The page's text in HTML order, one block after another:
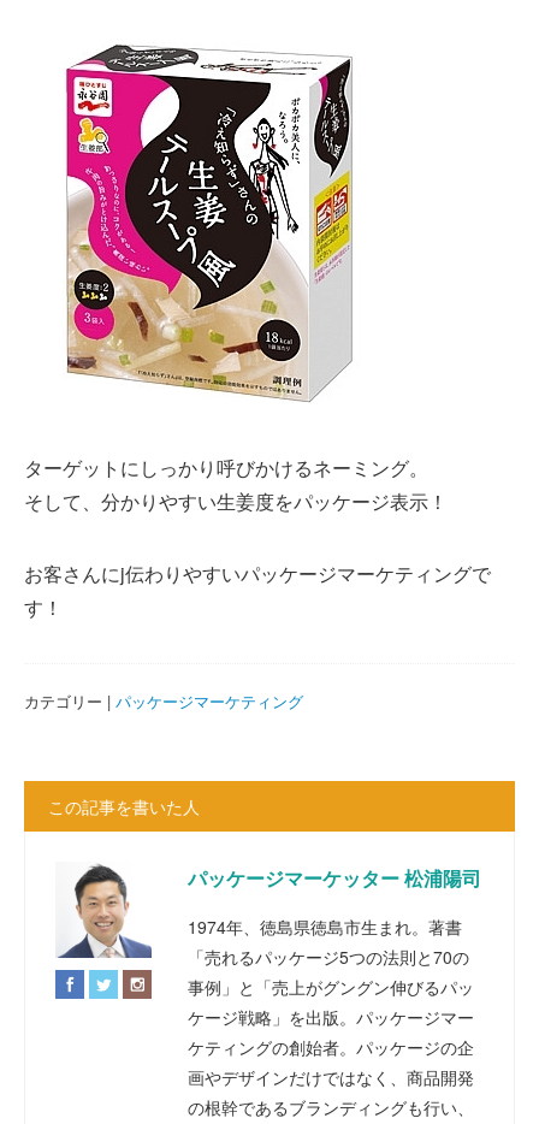
ターゲットにしっかり呼びかけるネーミング。
そして、分かりやすい生姜度をパッケージ表示！
お客さんにj伝わりやすいパッケージマーケティングで
す！
カテゴリー | パッケージマーケティング
この記事を書いた人
パッケージマーケッター 松浦陽司
1974年、徳島県徳島市生まれ。著書
「売れるパッケージ5つの法則と70の
事例」と「売上がグングン伸びるパッ
ケージ戦略」を出版。パッケージマー
ケティングの創始者。パッケージの企
画やデザインだけではなく、商品開発
の根幹であるブランディングも行い、